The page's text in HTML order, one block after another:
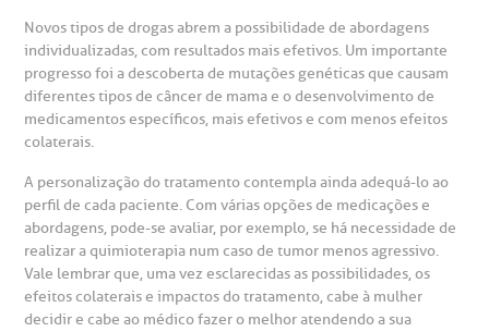
Novos tipos de drogas abrem a possibilidade de abordagens
individualizadas, com resultados mais efetivos. Um importante
progresso foi a descoberta de mutações genéticas que causam
diferentes tipos de câncer de mama e o desenvolvimento de
medicamentos específicos, mais efetivos e com menos efeitos
colaterais.
A personalização do tratamento contempla ainda adequá-lo ao
perfil de cada paciente. Com várias opções de medicações e
abordagens, pode-se avaliar, por exemplo, se há necessidade de
realizar a quimioterapia num caso de tumor menos agressivo.
Vale lembrar que, uma vez esclarecidas as possibilidades, os
efeitos colaterais e impactos do tratamento, cabe à mulher
decidir e cabe ao médico fazer o melhor atendendo a sua